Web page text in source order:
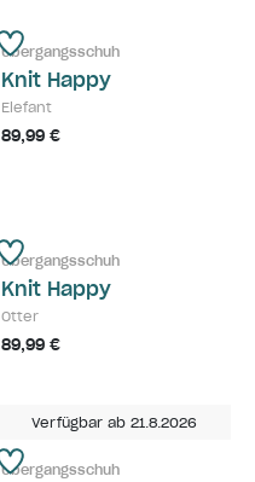
Übergangsschuh
Knit Happy
Elefant
89,99 €
Übergangsschuh
Knit Happy
Otter
89,99 €
Verfügbar ab 21.8.2026
Übergangsschuh